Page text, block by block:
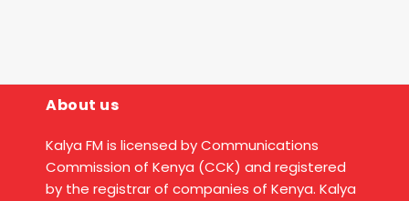
About us
Kalya FM is licensed by Communications
Commission of Kenya (CCK) and registered
by the registrar of companies of Kenya. Kalya